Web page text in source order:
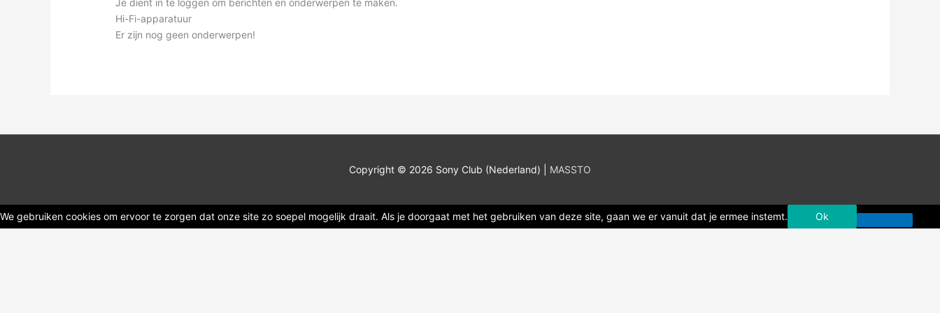
-
Je
Hi-Fi-apparatuur
Er zijn nog geen onderwerpen!
Copyright © 2026 Sony Club (Nederland) MASSTO
We gebruiken cookies om ervoor te zorgen dat onze site zo soepel mogelijk draait. Als je doorgaat met het gebruiken van deze site, gaan we er vanuit dat je ermee instemt. Ok